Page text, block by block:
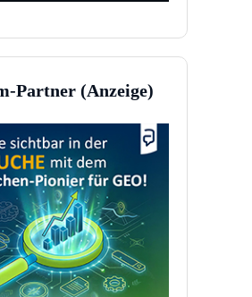
Partner (Anzeige)